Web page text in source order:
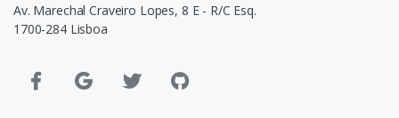
Av. Marechal Craveiro Lopes, 8 E - R/C Esq.
1700-284 Lisboa